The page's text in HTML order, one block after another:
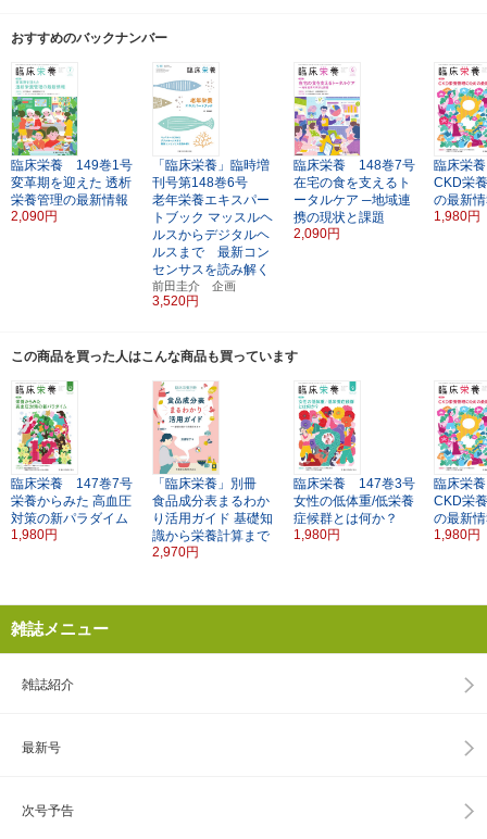
おすすめのバックナンバー
臨床栄養 149巻1号
変革期を迎えた 透析
栄養管理の最新情報
2,090円
「臨床栄養」臨時増
刊号第148巻6号
老年栄養エキスパー
トブック マッスルヘ
ルスからデジタルヘ
ルスまで 最新コン
センサスを読み解く
前田圭介 企画
3,520円
臨床栄養 148巻7号
在宅の食を支えるト
ータルケア ─地域連
携の現状と課題
2,090円
臨床栄
CKD栄
の最新
1,980円
この商品を買った人はこんな商品も買っています
臨床栄養 147巻7号
栄養からみた 高血圧
対策の新パラダイム
1,980円
「臨床栄養」別冊
食品成分表まるわか
り活用ガイド 基礎知
識から栄養計算まで
2,970円
臨床栄養 147巻3号
女性の低体重/低栄養
症候群とは何か？
1,980円
臨床栄
CKD栄
の最新
1,980円
雑誌メニュー
雑誌紹介
最新号
次号予告